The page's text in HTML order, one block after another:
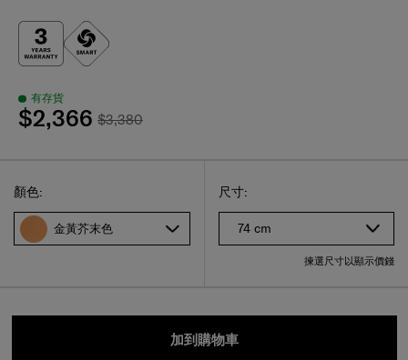
有存貨
$3,380
$2,366
選擇尺碼
Select
尺寸:
74 cm
揀選尺寸以顯示價錢
Select
顏色:
金黃芥末色
加到購物車